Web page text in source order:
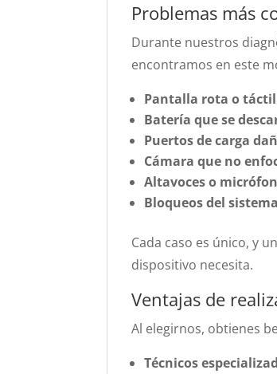
Problemas más
Durante nuestros
encontramos en este
Pantalla rota o
Batería que se
Puertos de carga
Cámara que no
Altavoces o
Bloqueos del
Cada caso es único, y
dispositivo necesita.
Ventajas de
Al elegirnos, obtienes
Técnicos